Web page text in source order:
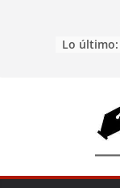
Lo último: